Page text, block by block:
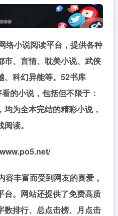
络小说阅读平台，提供各种
市、言情、耽美小说、武侠
、科幻异能等。52书库
的小说，包括但不限于：
为全本完结的精彩小说，
读。
丰富而受到网友的喜爱，
台。网站还提供了免费高质
数排行、总点击榜、月点击